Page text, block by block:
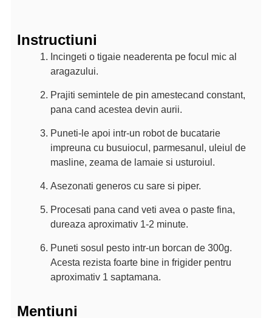
Instructiuni
Incingeti o tigaie neaderenta pe focul mic al
aragazului.
Prajiti semintele de pin amestecand constant,
pana cand acestea devin aurii.
Puneti-le apoi intr-un robot de bucatarie
impreuna cu busuiocul, parmesanul, uleiul de
masline, zeama de lamaie si usturoiul.
Asezonati generos cu sare si piper.
Procesati pana cand veti avea o paste fina,
dureaza aproximativ 1-2 minute.
Puneti sosul pesto intr-un borcan de 300g.
Acesta rezista foarte bine in frigider pentru
aproximativ 1 saptamana.
Mentiuni